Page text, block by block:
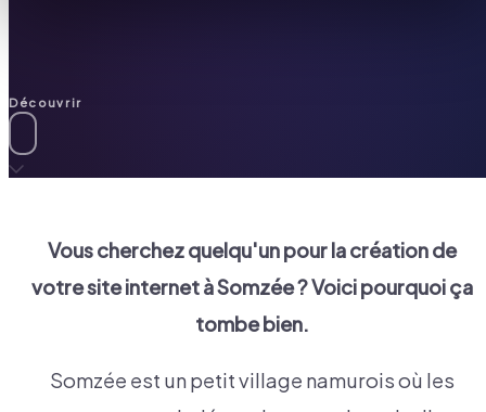
Découvrir
Vous cherchez quelqu'un pour la création de
votre site internet àSomzée? Voici pourquoi ça
tombe bien.
Somzée est un petit village namurois où les